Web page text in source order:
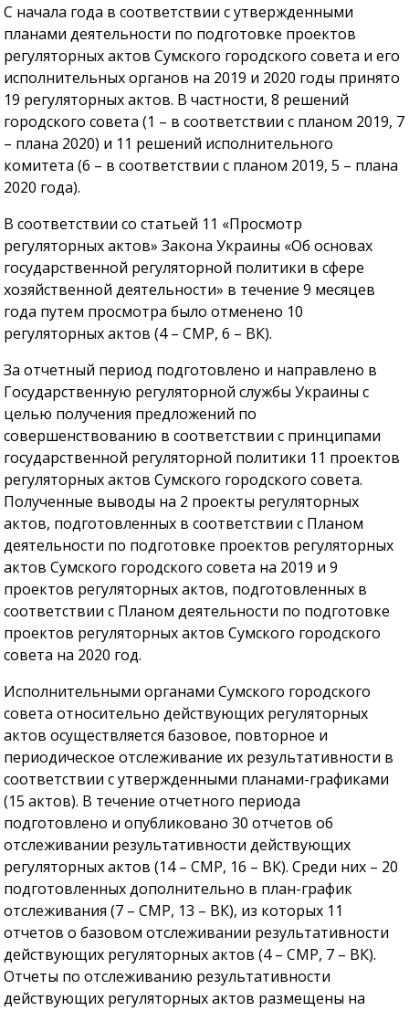
С начала года в соответствии с утвержденными
планами деятельности по подготовке проектов
регуляторных актов Сумского городского совета и его
исполнительных органов на 2019 и 2020 годы принято
19 регуляторных актов. В частности, 8 решений
городского совета (1 – в соответствии с планом 2019, 7
– плана 2020) и 11 решений исполнительного
комитета (6 – в соответствии с планом 2019, 5 – плана
2020 года).
В соответствии со статьей 11 «Просмотр
регуляторных актов» Закона Украины «Об основах
государственной регуляторной политики в сфере
хозяйственной деятельности» в течение 9 месяцев
года путем просмотра было отменено 10
регуляторных актов (4 – СМР, 6 – ВК).
За отчетный период подготовлено и направлено в
Государственную регуляторной службы Украины с
целью получения предложений по
совершенствованию в соответствии с принципами
государственной регуляторной политики 11 проектов
регуляторных актов Сумского городского совета.
Полученные выводы на 2 проекты регуляторных
актов, подготовленных в соответствии с Планом
деятельности по подготовке проектов регуляторных
актов Сумского городского совета на 2019 и 9
проектов регуляторных актов, подготовленных в
соответствии с Планом деятельности по подготовке
проектов регуляторных актов Сумского городского
совета на 2020 год.
Исполнительными органами Сумского городского
совета относительно действующих регуляторных
актов осуществляется базовое, повторное и
периодическое отслеживание их результативности в
соответствии с утвержденными планами-графиками
(15 актов). В течение отчетного периода
подготовлено и опубликовано 30 отчетов об
отслеживании результативности действующих
регуляторных актов (14 – СМР, 16 – ВК). Среди них – 20
подготовленных дополнительно в план-график
отслеживания (7 – СМР, 13 – ВК), из которых 11
отчетов о базовом отслеживании результативности
действующих регуляторных актов (4 – СМР, 7 – ВК).
Отчеты по отслеживанию результативности
действующих регуляторных актов размещены на